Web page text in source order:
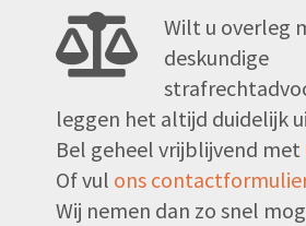
Wilt u overleg
deskundige
leggen het altijd duidelijk
Bel geheel vrijblijvend met
Of vul ons
Wij nemen dan zo snel